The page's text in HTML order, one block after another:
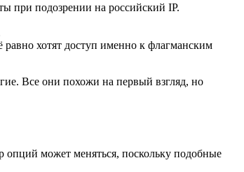
при подозрении на российский IP.
хотят доступ именно к флагманским
Все они похожи на первый взгляд, но
опций может меняться, поскольку подобные